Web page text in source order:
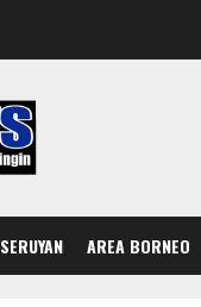
SERUYAN AREA BORNEO